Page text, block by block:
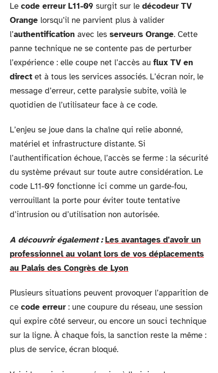
Le code erreur L11-09 surgit sur le décodeur TV
Orange lorsqu’il ne parvient plus à valider
l’authentification avec les serveurs Orange. Cette
panne technique ne se contente pas de perturber
l’expérience : elle coupe net l’accès au flux TV en
direct et à tous les services associés. L’écran noir, le
message d’erreur, cette paralysie subite, voilà le
quotidien de l’utilisateur face à ce code.
L’enjeu se joue dans la chaîne qui relie abonné,
matériel et infrastructure distante. Si
l’authentification échoue, l’accès se ferme : la sécurité
du système prévaut sur toute autre considération. Le
code L11-09 fonctionne ici comme un garde-fou,
verrouillant la porte pour éviter toute tentative
d’intrusion ou d’utilisation non autorisée.
A découvrir également : Les avantages d'avoir un
professionnel au volant lors de vos déplacements
au Palais des Congrès de Lyon
Plusieurs situations peuvent provoquer l’apparition de
ce code erreur : une coupure du réseau, une session
qui expire côté serveur, ou encore un souci technique
sur la ligne. À chaque fois, la sanction reste la même :
plus de service, écran bloqué.